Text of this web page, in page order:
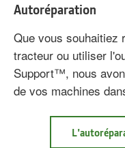
Autoréparation
Que vous souhaitiez
tracteur ou utiliser
Support™, nous
de vos machines